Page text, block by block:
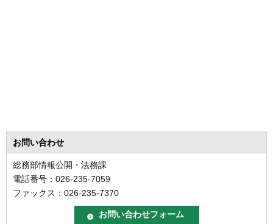
お問い合わせ
総務部情報公開・法務課
電話番号：026-235-7059
ファックス：026-235-7370